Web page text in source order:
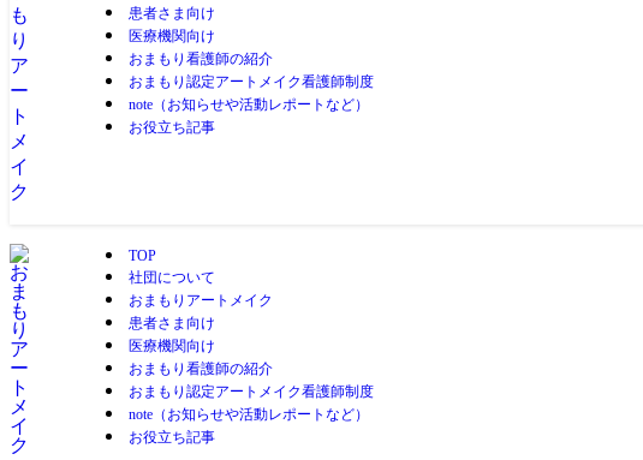
患者さま向け
医療機関向け
おまもり看護師の紹介
おまもり認定アートメイク看護師制度
note（お知らせや活動レポートなど）
お役立ち記事
TOP
社団について
おまもりアートメイク
患者さま向け
医療機関向け
おまもり看護師の紹介
おまもり認定アートメイク看護師制度
note（お知らせや活動レポートなど）
お役立ち記事